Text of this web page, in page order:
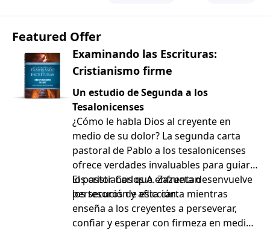
Featured Offer
Examinando las Escrituras:
Cristianismo firme
Un estudio de Segunda a los
Tesalonicenses
¿Cómo le habla Dios al creyente en
medio de su dolor? La segunda carta
pastoral de Pablo a los tesalonicenses
ofrece verdades invaluables para guiar a
los cristianos que enfrentan
persecución y aflicción.
El pastor Carlos A. Zazueta desenvuelve
los tesoros de esta carta mientras
enseña a los creyentes a perseverar,
confiar y esperar con firmeza en medio